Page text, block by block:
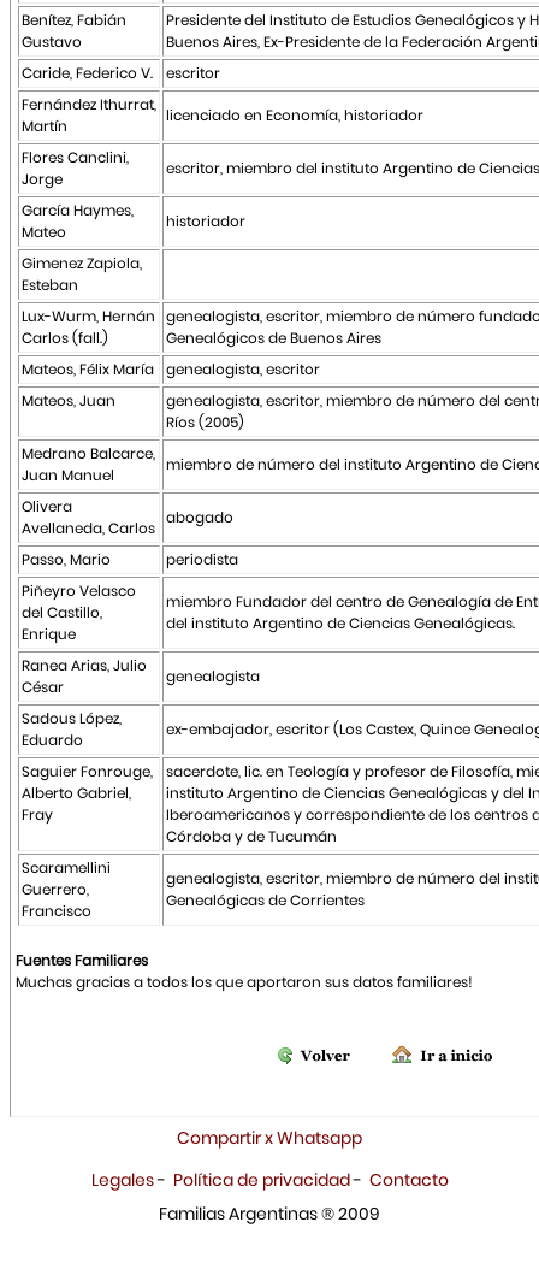
Benítez, Fabián
Gustavo
Presidente del Instituto de Estudios Genealógicos y
Buenos Aires, Ex-Presidente de la Federación
Caride, Federico V.
escritor
Fernández Ithurrat,
Martín
licenciado en Economía, historiador
Flores Canclini,
Jorge
escritor, miembro del instituto Argentino de
García Haymes,
Mateo
historiador
Gimenez Zapiola,
Esteban
Lux-Wurm, Hernán
Carlos (fall.)
genealogista, escritor, miembro de número
Genealógicos de Buenos Aires
Mateos, Félix María genealogista, escritor
Mateos, Juan
genealogista, escritor, miembro de número del
Ríos (2005)
Medrano Balcarce,
Juan Manuel
miembro de número del instituto Argentino de
Olivera
Avellaneda, Carlos
abogado
Passo, Mario
periodista
Piñeyro Velasco
del Castillo,
Enrique
miembro Fundador del centro de Genealogía de
del instituto Argentino de Ciencias Genealógicas.
Ranea Arias, Julio
César
genealogista
Sadous López,
Eduardo
ex-embajador, escritor (Los Castex, Quince
Saguier Fonrouge,
Alberto Gabriel,
Fray
sacerdote, lic. en Teología y profesor de Filosofía,
instituto Argentino de Ciencias Genealógicas y del
Iberoamericanos y correspondiente de los centros
Córdoba y de Tucumán
Scaramellini
Guerrero,
Francisco
genealogista, escritor, miembro de número del
Genealógicas de Corrientes
Fuentes Familiares
Muchas gracias a todos los que aportaron sus datos familiares!
Compartir x Whatsapp
Legales- Política de privacidad- Contacto
Familias Argentinas ® 2009